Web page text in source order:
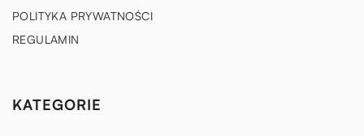
POLITYKA PRYWATNOŚCI
REGULAMIN
KATEGORIE